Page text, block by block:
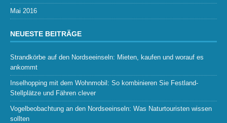
Mai 2016
NEUESTE BEITRÄGE
Strandkörbe auf den Nordseeinseln: Mieten, kaufen und worauf es
ankommt
Inselhopping mit dem Wohnmobil: So kombinieren Sie Festland-
Stellplätze und Fähren clever
Vogelbeobachtung an den Nordseeinseln: Was Naturtouristen wissen
sollten